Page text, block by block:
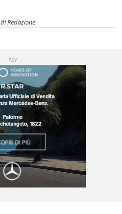
diRedazione
Adv